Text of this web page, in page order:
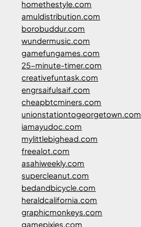
homethestyle.com
amuldistribution.com
borobuddur.com
wundermusic.com
gamefungames.com
25-minute-timer.com
creativefuntask.com
engrsaifulsaif.com
cheapbtcminers.com
unionstationtogeorgetown.com
iamayudoc.com
mylittlebighead.com
freealot.com
asahiweekly.com
supercleanut.com
bedandbicycle.com
heraldcalifornia.com
graphicmonkeys.com
gamepixies.com